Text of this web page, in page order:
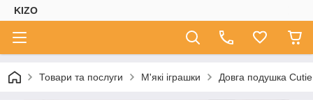
KIZO
Товари та послуги М'які іграшки Довга подушка